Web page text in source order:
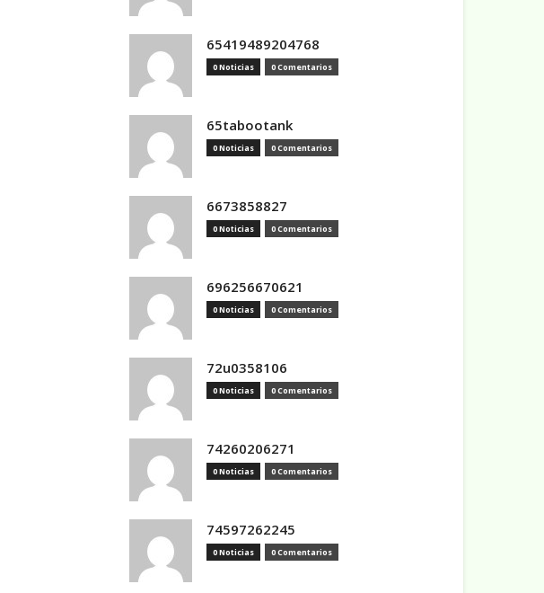
65419489204768
0 Noticias 0 Comentarios
65tabootank
0 Noticias 0 Comentarios
6673858827
0 Noticias 0 Comentarios
696256670621
0 Noticias 0 Comentarios
72u0358106
0 Noticias 0 Comentarios
74260206271
0 Noticias 0 Comentarios
74597262245
0 Noticias 0 Comentarios